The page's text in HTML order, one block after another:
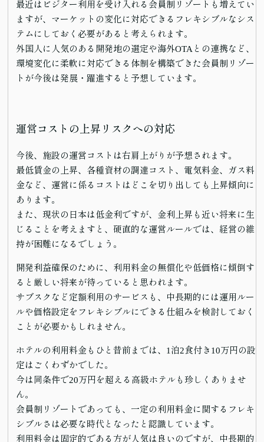
最近はビジター利用を受け入れる会員制リゾートも増えてい
ますが、マーケットの変化に対応できるフレキシブルなシス
テムにしておく必要があると考えられます。
外国人に人気のある開発地の選定や海外OTAとの連携など、
環境変化に柔軟に対応できる体制を構築できた会員制リゾー
トが今後は発展・躍進すると予想しています。
運営コストの上昇リスクへの対応
今後、施設の運営コストは右肩上がりが予想されます。
最低賃金の上昇、各種資材の調達コスト、電気料金、ガス料
金など、運営に係るコストはどこを切り出しても上昇傾向に
あります。
また、現状の日本は低金利ですが、金利上昇も近い将来に生
じることを考えますと、硬直的な運営ルールでは、経営の維
持が困難になるでしょう。
開発利益確保のために、利用料金の無償化や低価格に傾倒す
ると厳しい将来が待っていると思われます。
サブスクなど定額利用のサービスも、中長期的には運用ルー
ルや価格設定をフレキシブルにできる仕組みを検討しておく
ことが必要かもしれません。
ホテルの利用料金もひと昔前までは、1泊2食付き10万円の設
定はごくわずかでした。
今は同条件で20万円を超える高級ホテルも珍しくありませ
ん。
会員制リゾートであっても、一定の利用料金に関するフレキ
シブルさは必要な時代となったと認識しています。
利用料金は固定的である方が人気は良いのですが、中長期的